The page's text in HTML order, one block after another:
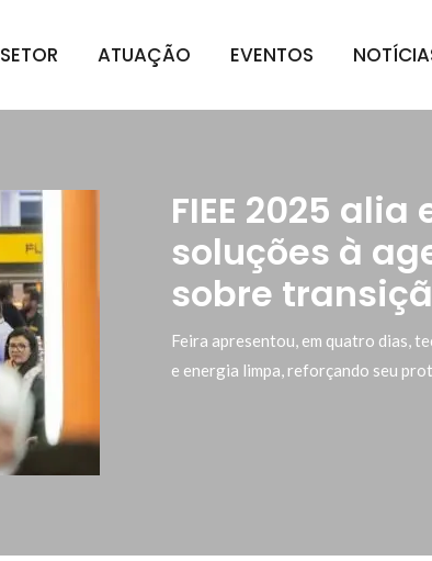
SETOR ATUAÇÃO EVENTOS
FIEE 2025
soluções à
sobre
Feira apresentou, em quatro dias,
e energia limpa, reforçando seu